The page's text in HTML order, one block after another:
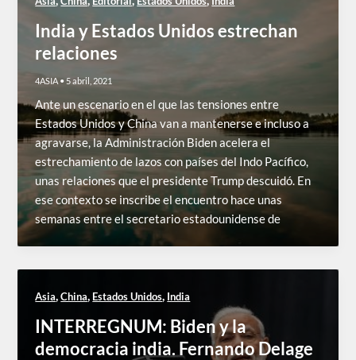
India y Estados Unidos estrechan
relaciones
4ASIA • 5 abril, 2021
Ante un escenario en el que las tensiones entre
Estados Unidos y China van a mantenerse e incluso a
agravarse, la Administración Biden acelera el
estrechamiento de lazos con países del Indo Pacífico,
unas relaciones que el presidente Trump descuidó. En
ese contexto se inscribe el encuentro hace unas
semanas entre el secretario estadounidense de
Asia,China, Estados Unidos, India
INTERREGNUM: Biden y la
democracia india. Fernando Delage